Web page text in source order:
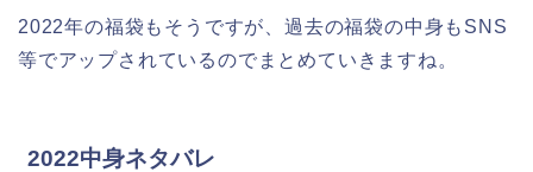
2022年の福袋もそうですが、過去の福袋の中身もSNS
等でアップされているのでまとめていきますね。
2022中身ネタバレ